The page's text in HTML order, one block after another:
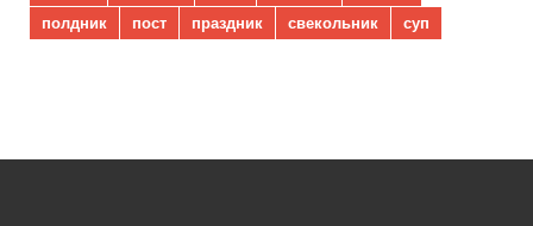
полдник
пост праздник свекольник суп